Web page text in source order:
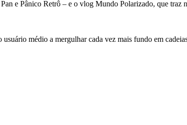
e Pânico Retrô – e o vlog Mundo Polarizado, que traz
médio a mergulhar cada vez mais fundo em